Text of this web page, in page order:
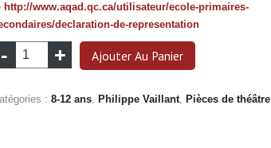
http://www.aqad.qc.ca/utilisateur/ecole-primaires-
declaration-de-representation
quantité
de
bogue
Ajouter Au Panier
: 8-12 ans, Philippe Vaillant, Pièces de théâtre